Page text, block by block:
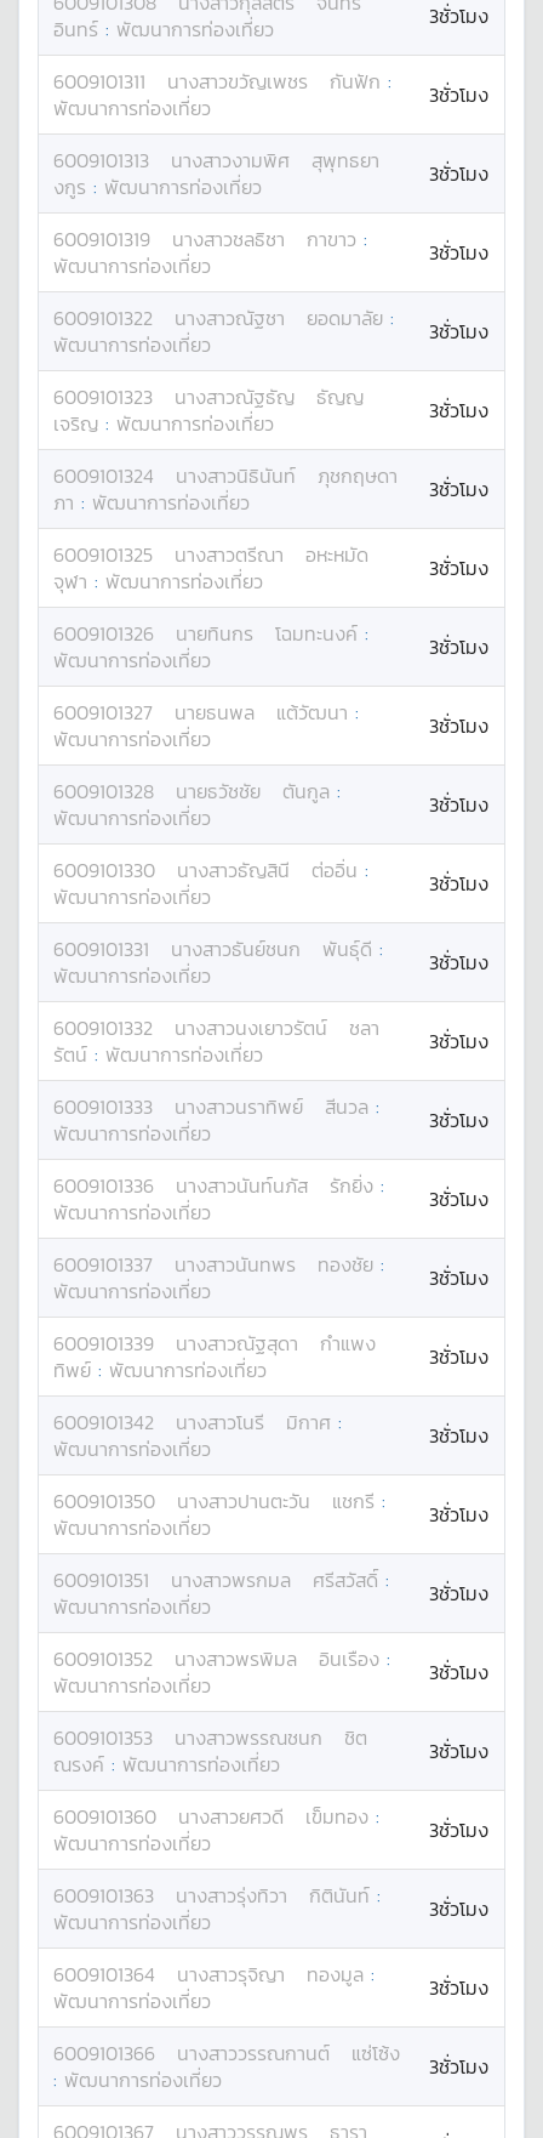
อินทร์ : พัฒนาการท่องเที่ยว 3ชั่วโมง
6009101311 นางสาวขวัญเพชร กันฟัก :
พัฒนาการท่องเที่ยว
3ชั่วโมง
6009101313 นางสาวงามพิศ
สุพุทธยา
งกูร : พัฒนาการท่องเที่ยว 3ชั่วโมง
6009101319 นางสาวชลธิชา กาขาว :
พัฒนาการท่องเที่ยว
3ชั่วโมง
6009101322 นางสาวณัฐชา ยอดมาลัย :
พัฒนาการท่องเที่ยว
3ชั่วโมง
6009101323 นางสาวณัฐธัญ
ธัญญ
เจริญ : พัฒนาการท่องเที่ยว 3ชั่วโมง
6009101324 นางสาวนิธินันท์
ภุชกฤษดา
ภา : พัฒนาการท่องเที่ยว 3ชั่วโมง
6009101325 นางสาวตรีณา
อหะหมัด
จุฬา : พัฒนาการท่องเที่ยว 3ชั่วโมง
6009101326 นายทินกร โฉมทะนงค์ :
พัฒนาการท่องเที่ยว
3ชั่วโมง
6009101327 นายธนพล แต้วัฒนา :
พัฒนาการท่องเที่ยว
3ชั่วโมง
6009101328 นายธวัชชัย ตันกูล :
พัฒนาการท่องเที่ยว
3ชั่วโมง
6009101330 นางสาวธัญสินี ต่ออิ่น :
พัฒนาการท่องเที่ยว
3ชั่วโมง
6009101331 นางสาวธันย์ชนก พันธุ์ดี :
พัฒนาการท่องเที่ยว
3ชั่วโมง
6009101332 นางสาวนงเยาวรัตน์
ชลา
รัตน์ : พัฒนาการท่องเที่ยว 3ชั่วโมง
6009101333 นางสาวนราทิพย์ สีนวล :
พัฒนาการท่องเที่ยว
3ชั่วโมง
6009101336 นางสาวนันท์นภัส รักยิ่ง :
พัฒนาการท่องเที่ยว
3ชั่วโมง
6009101337 นางสาวนันทพร ทองชัย :
พัฒนาการท่องเที่ยว
3ชั่วโมง
6009101339 นางสาวณัฐสุดา
กำแพง
ทิพย์ : พัฒนาการท่องเที่ยว 3ชั่วโมง
6009101342 นางสาวโนรี มิกาศ :
พัฒนาการท่องเที่ยว
3ชั่วโมง
6009101350 นางสาวปานตะวัน แชกรี :
พัฒนาการท่องเที่ยว
3ชั่วโมง
6009101351 นางสาวพรกมล ศรีสวัสดิ์ :
พัฒนาการท่องเที่ยว
3ชั่วโมง
6009101352 นางสาวพรพิมล อินเรือง :
พัฒนาการท่องเที่ยว
3ชั่วโมง
6009101353 นางสาวพรรณชนก
ชิต
ณรงค์ : พัฒนาการท่องเที่ยว 3ชั่วโมง
6009101360 นางสาวยศวดี เข็มทอง :
พัฒนาการท่องเที่ยว
3ชั่วโมง
6009101363 นางสาวรุ่งทิวา กิตินันท์ :
พัฒนาการท่องเที่ยว
3ชั่วโมง
6009101364 นางสาวรุจิญา ทองมูล :
พัฒนาการท่องเที่ยว
3ชั่วโมง
6009101366 นางสาววรรณกานต์
แซ่โซ้ง
: พัฒนาการท่องเที่ยว 3ชั่วโมง
6009101367 นางสาววรรณพร ธารา